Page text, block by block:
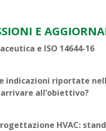
E
e ISO 14644-16
riportate
all’obiettivo?
HVAC: